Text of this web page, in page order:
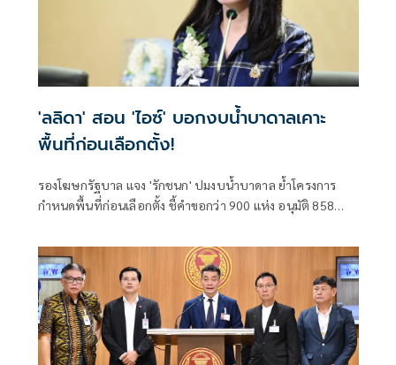
'ลลิดา' สอน 'ไอซ์' บอกงบน้ำบาดาลเคาะ
พื้นที่ก่อนเลือกตั้ง!
รองโฆษกรัฐบาล แจง 'รักชนก' ปมงบน้ำบาดาล ย้ำโครงการ
กำหนดพื้นที่ก่อนเลือกตั้ง ชี้คำขอกว่า 900 แห่ง อนุมัติ 858